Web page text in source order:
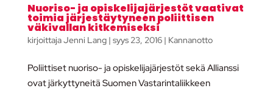
Nuoriso- ja opiskelijajärjestöt vaativat
toimia järjestäytyneen poliittisen
väkivallan kitkemiseksi
kirjoittajaJenni Lang| syys 23, 2016| Kannanotto
Poliittiset nuoriso- ja opiskelijajärjestöt sekä Allianssi
ovat järkyttyneitä Suomen Vastarintaliikkeen